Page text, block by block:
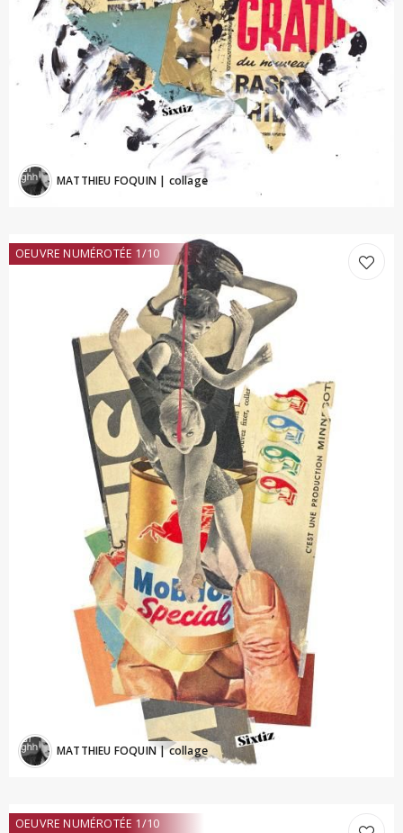
MATTHIEU FOQUIN | collage
OEUVRE NUMÉROTÉE 1/10
MATTHIEU FOQUIN| collage
OEUVRE NUMÉROTÉE 1/10